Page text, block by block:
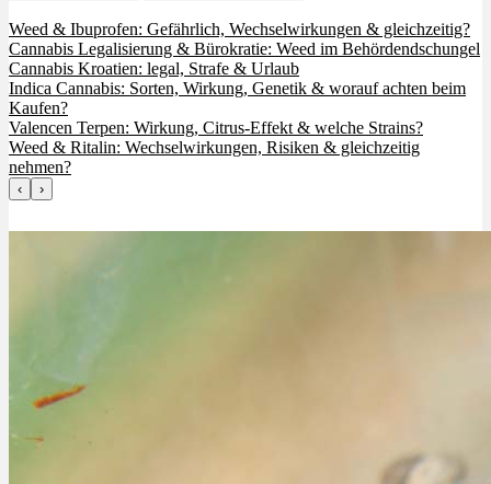
Weed & Ibuprofen: Gefährlich, Wechselwirkungen & gleichzeitig?
Cannabis Legalisierung & Bürokratie: Weed im Behördendschungel
Cannabis Kroatien: legal, Strafe & Urlaub
Indica Cannabis: Sorten, Wirkung, Genetik & worauf achten beim
Kaufen?
Valencen Terpen: Wirkung, Citrus-Effekt & welche Strains?
Weed & Ritalin: Wechselwirkungen, Risiken & gleichzeitig
nehmen?
‹ ›